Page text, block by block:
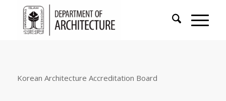
Korean Architecture Accreditation Board